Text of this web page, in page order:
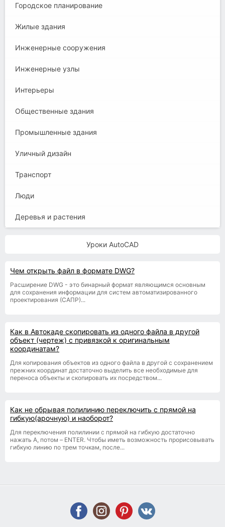
Городское планирование
Жилые здания
Инженерные сооружения
Инженерные узлы
Интерьеры
Общественные здания
Промышленные здания
Уличный дизайн
Транспорт
Люди
Деревья и растения
Уроки AutoCAD
Чем открыть файл в формате DWG?
Расширение DWG - это бинарный формат являющимся основным
для сохранения информации для систем автоматизированного
проектирования (САПР)...
Как в Автокаде скопировать из одного файла в другой
объект (чертеж) с привязкой к оригинальным
координатам?
Для копирования объектов из одного файла в другой с сохранением
прежних координат достаточно выделить все необходимые для
переноса объекты и скопировать их посредством...
Как не обрывая полилинию переключить с прямой на
гибкую(арочную) и наоборот?
Для переключения полилинии с прямой на гибкую достаточно
нажать A, потом – ENTER. Чтобы иметь возможность прорисовывать
гибкую линию по трем точкам, после...